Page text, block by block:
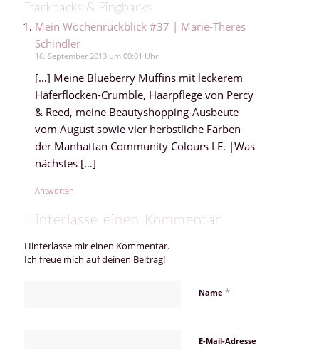
Trackbacks & Pingbacks
Mein Wochenrückblick #37 | Marie-Theres
Schindler
16. September 2013 um 00:01 Uhr
[…] Meine Blueberry Muffins mit leckerem
Haferflocken-Crumble, Haarpflege von Percy
& Reed, meine Beautyshopping-Ausbeute
vom August sowie vier herbstliche Farben
der Manhattan Community Colours LE. |Was
nächstes […]
Antworten
Hinterlasse einen Kommentar
Hinterlasse mir einen Kommentar.
Ich freue mich auf deinen Beitrag!
Name *
E-Mail-Adresse